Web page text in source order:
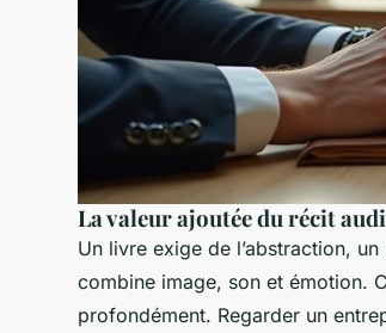
La valeur ajoutée du récit
Un livre exige de l’abstraction,
combine image, son et émotion.
profondément. Regarder un